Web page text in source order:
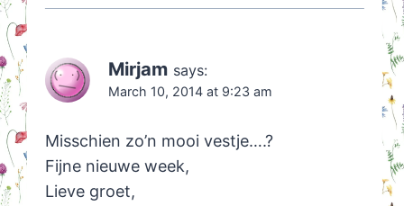
Mirjam says:
March 10, 2014 at 9:23 am
Misschien zo’n mooi vestje….?
Fijne nieuwe week,
Lieve groet,